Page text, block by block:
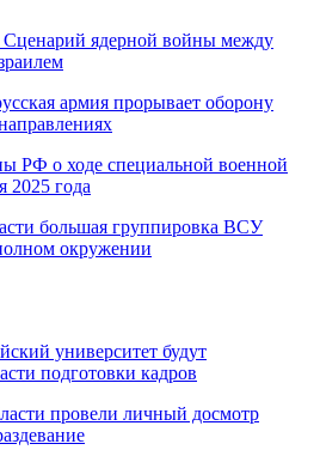
ядерной войны между
армия прорывает оборону
РФ о ходе специальной военной
2025 года
большая группировка ВСУ
окружении
университет будут
подготовки кадров
провели личный досмотр